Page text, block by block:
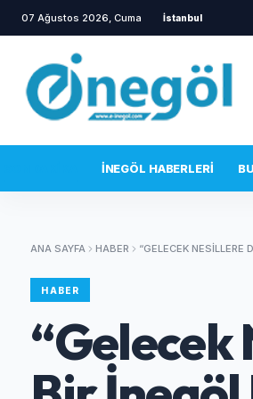
07 Ağustos 2026, Cuma Tarlayı ateşe
İNEGÖL HABERLERI
ANA SAYFA HABER “GELECEK NESILLERE
HABER
“Gelecek